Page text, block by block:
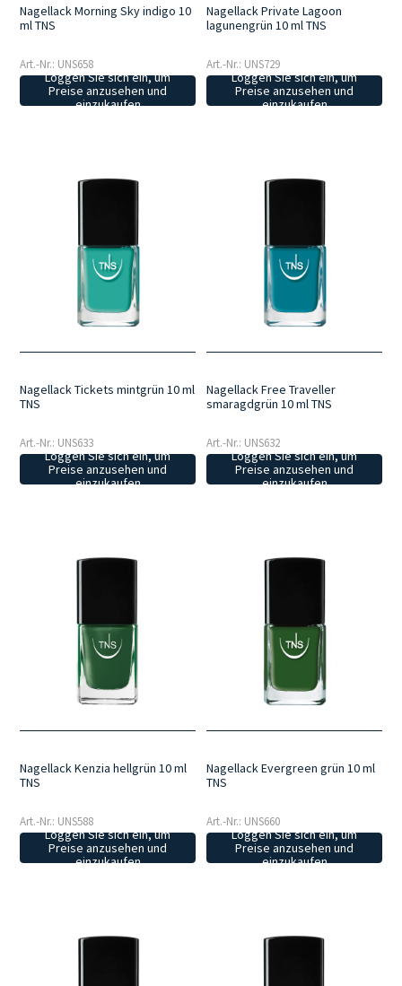
Nagellack Morning Sky indigo 10
ml TNS
Art.-Nr.: UNS658
Loggen Sie sich ein, um
Preise anzusehen und
einzukaufen
Nagellack Private Lagoon
lagunengrün 10 ml TNS
Art.-Nr.: UNS729
Loggen Sie sich ein, um
Preise anzusehen und
einzukaufen
Nagellack Tickets mintgrün 10 ml
TNS
Art.-Nr.: UNS633
Loggen Sie sich ein, um
Preise anzusehen und
einzukaufen
Nagellack Free Traveller
smaragdgrün 10 ml TNS
Art.-Nr.: UNS632
Loggen Sie sich ein, um
Preise anzusehen und
einzukaufen
Nagellack Kenzia hellgrün 10 ml
TNS
Art.-Nr.: UNS588
Loggen Sie sich ein, um
Preise anzusehen und
einzukaufen
Nagellack Evergreen grün 10 ml
TNS
Art.-Nr.: UNS660
Loggen Sie sich ein, um
Preise anzusehen und
einzukaufen